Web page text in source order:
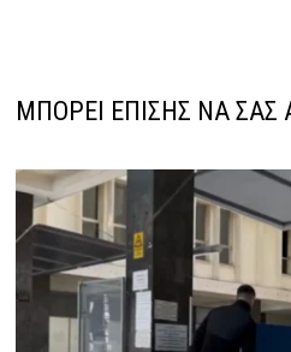
ΜΠΟΡΕΙ ΕΠΙΣΗΣ ΝΑ ΣΑΣ